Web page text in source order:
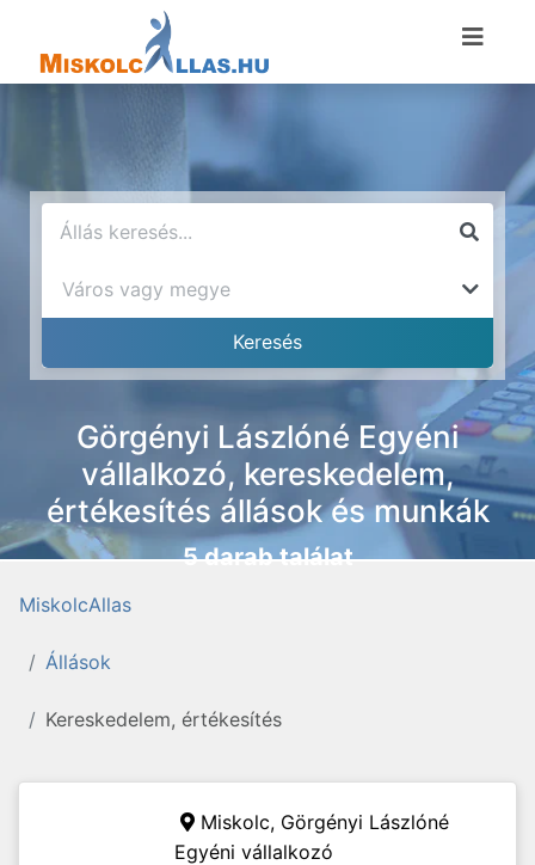
Görgényi Lászlóné Egyéni
vállalkozó, kereskedelem,
értékesítés állások és munkák
5 darab találat
MiskolcAllas
Állások
Kereskedelem, értékesítés
Miskolc, Görgényi Lászlóné
Egyéni vállalkozó